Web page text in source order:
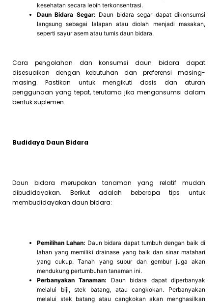
kesehatan secara lebih terkonsentrasi.
Daun Bidara Segar: Daun bidara segar dapat dikonsumsi
langsung sebagai lalapan atau diolah menjadi masakan,
seperti sayur asem atau tumis daun bidara.
Cara pengolahan dan konsumsi daun bidara dapat
disesuaikan dengan kebutuhan dan preferensi masing-
masing. Pastikan untuk mengikuti dosis dan aturan
penggunaan yang tepat, terutama jika mengonsumsi dalam
bentuk suplemen.
Budidaya Daun Bidara
Daun bidara merupakan tanaman yang relatif mudah
dibudidayakan. Berikut adalah beberapa tips untuk
membudidayakan daun bidara:
Pemilihan Lahan: Daun bidara dapat tumbuh dengan baik di
lahan yang memiliki drainase yang baik dan sinar matahari
yang cukup. Tanah yang subur dan gembur juga akan
mendukung pertumbuhan tanaman ini.
Perbanyakan Tanaman: Daun bidara dapat diperbanyak
melalui biji, stek batang, atau cangkokan. Perbanyakan
melalui stek batang atau cangkokan akan menghasilkan